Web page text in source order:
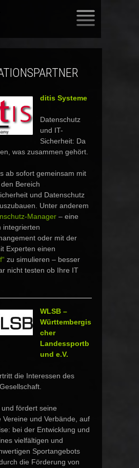
ditis Systeme
Datenschutz
und IT-
Sicherheit: Da
was zusammen gehört.
ab sofort gemeinsam mit
Bereich
und Datenschutz
Unter anderem
Manager – eine
integrierten
oder mit der
Experten einen
zu simulieren – besser
nicht testen ob Ihre IT
WLSB –
Württembergis
cher
Landessportb
und e.V.
die Interessen des
fördert seine
Vereine und Verbände, auf
bei der Entwicklung und
vielfältigen und
Sportangebots
die Förderung von